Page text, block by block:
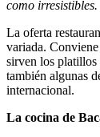
como irresistibles.
La oferta
variada.
sirven los platillos
también algunas
internacional.
La cocina de